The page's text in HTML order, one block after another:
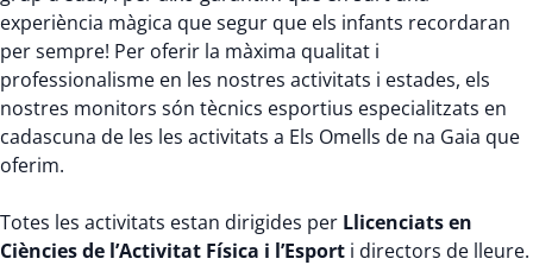
experiència màgica que segur que els infants recordaran
per sempre! Per oferir la màxima qualitat i
professionalisme en les nostres activitats i estades, els
nostres monitors són tècnics esportius especialitzats en
cadascuna de les les activitats a Els Omells de na Gaia que
oferim.
Totes les activitats estan dirigides per Llicenciats en
Ciències de l’Activitat Física i l’Esport i directors de lleure.